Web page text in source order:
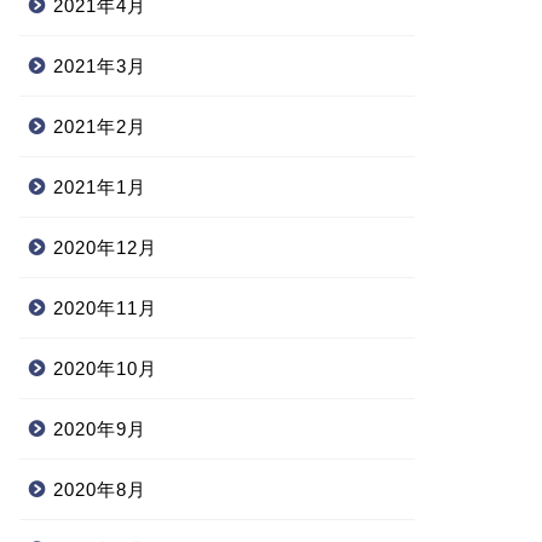
2021年4月
2021年3月
2021年2月
2021年1月
2020年12月
2020年11月
2020年10月
2020年9月
2020年8月